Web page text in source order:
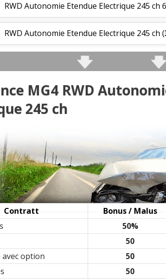
RWD Autonomie Etendue Electrique 245 ch
RWD Autonomie Etendue Electrique 245 ch (
MG4 RWD
245 ch
Contratt Bonus / Malus
50%
50
option
50
50